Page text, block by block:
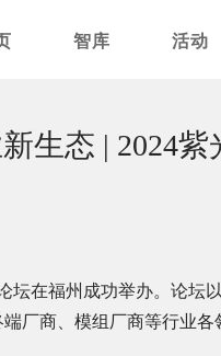
智库 活动
生态 | 2024
坛在福州成功举办。论坛
厂商、模组厂商等行业